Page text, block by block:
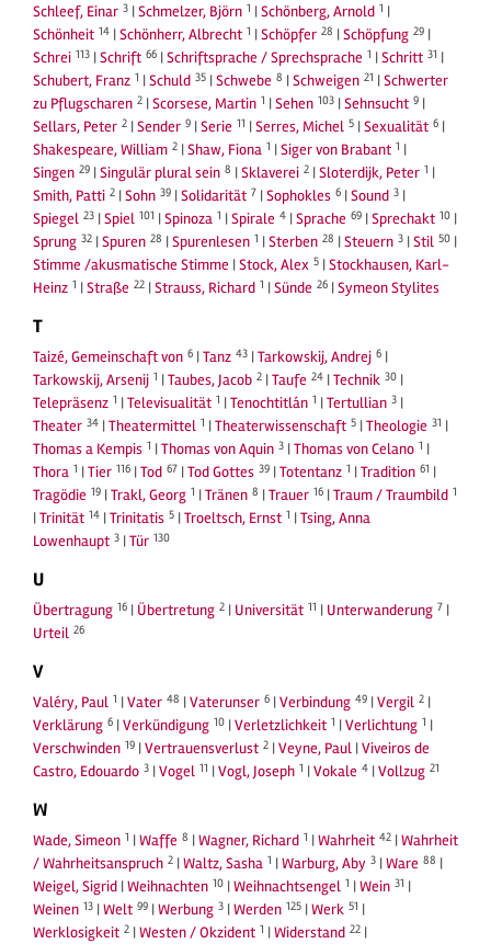
Schleef, Einar 3 |Schmelzer, Björn 1 |Schönberg, Arnold 1 |
Schönheit 14 |Schönherr, Albrecht 1 |Schöpfer 28 |Schöpfung 29 |
Schrei 113 |Schrift 66 |Schriftsprache / Sprechsprache 1 |Schritt 31 |
Schubert, Franz 1 |Schuld 35 |Schwebe 8 |Schweigen 21 |Schwerter
zu Pflugscharen 2 |Scorsese, Martin 1 |Sehen 103 |Sehnsucht 9 |
Sellars, Peter 2 |Sender 9 |Serie 11 |Serres, Michel 5 |Sexualität 6 |
Shakespeare, William 2 |Shaw, Fiona 1 |Siger von Brabant 1 |
Singen 29 |Singulär plural sein 8 |Sklaverei 2 |Sloterdijk, Peter 1 |
Smith, Patti 2 |Sohn 39 |Solidarität 7 |Sophokles 6 |Sound 3 |
Spiegel 23 |Spiel 101 |Spinoza 1 |Spirale 4 |Sprache 69 |Sprechakt 10 |
Sprung 32 |Spuren 28 |Spurenlesen 1 |Sterben 28 |Steuern 3 |Stil 50 |
Stimme /akusmatische Stimme |Stock, Alex 5 |Stockhausen, Karl-
Heinz 1 |Straße 22 |Strauss, Richard 1 |Sünde 26 |Symeon Stylites
T
Taizé, Gemeinschaft von 6 |Tanz 43 |Tarkowskij, Andrej 6 |
Tarkowskij, Arsenij 1 |Taubes, Jacob 2 |Taufe 24 |Technik 30 |
Telepräsenz 1 |Televisualität 1 |Tenochtitlán 1 |Tertullian 3 |
Theater 34 |Theatermittel 1 |Theaterwissenschaft 5 |Theologie 31 |
Thomas a Kempis 1 |Thomas von Aquin 3 |Thomas von Celano 1 |
Thora 1 |Tier 116 |Tod 67 |Tod Gottes 39 |Totentanz 1 |Tradition 61 |
Tragödie 19 |Trakl, Georg 1 |Tränen 8 |Trauer 16 |Traum / Traumbild 1
|Trinität 14 |Trinitatis 5 |Troeltsch, Ernst 1 |Tsing, Anna
Lowenhaupt 3 |Tür 130
U
Übertragung 16 | Übertretung 2 | Universität 11 | Unterwanderung 7 |
Urteil 26
V
Valéry, Paul 1 |Vater 48 |Vaterunser 6 |Verbindung 49 |Vergil 2 |
Verklärung 6 |Verkündigung 10 |Verletzlichkeit 1 |Verlichtung 1 |
Verschwinden 19 |Vertrauensverlust 2 |Veyne, Paul |Viveiros de
Castro, Edouardo 3 |Vogel 11 |Vogl, Joseph 1 |Vokale 4 |Vollzug 21
W
Wade, Simeon 1 |Waffe 8 |Wagner, Richard 1 |Wahrheit 42 |Wahrheit
/ Wahrheitsanspruch 2 |Waltz, Sasha 1 |Warburg, Aby 3 |Ware 88 |
Weigel, Sigrid |Weihnachten 10 |Weihnachtsengel 1 |Wein 31 |
Weinen 13 |Welt 99 |Werbung 3 |Werden 125 |Werk 51 |
Werklosigkeit 2 |Westen / Okzident 1 |Widerstand 22 |